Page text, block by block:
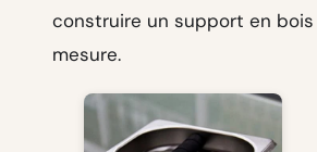
construire un support en
mesure.